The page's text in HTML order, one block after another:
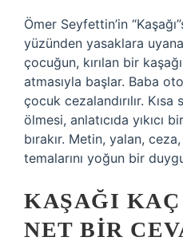
Ömer Seyfettin’in
yüzünden yasaklara
çocuğun, kırılan bir
atmasıyla başlar. Baba
çocuk cezalandırılır.
ölmesi, anlatıcıda yıkıcı
bırakır. Metin, yalan,
temalarını yoğun bir
KAŞAĞI
NET BIR